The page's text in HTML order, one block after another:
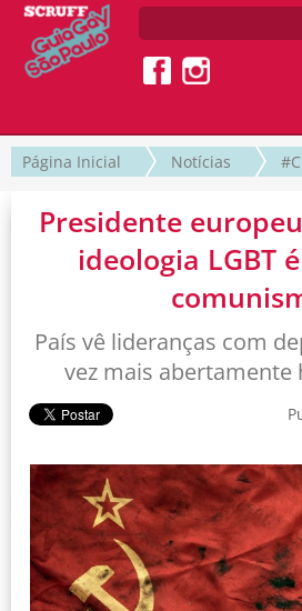
Página Inicial Notícias
Presidente
ideologia LGBT
País vê lideranças com
vez mais